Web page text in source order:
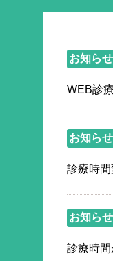
お知らせ
WEB診
お知らせ
診療時
お知らせ
診療時